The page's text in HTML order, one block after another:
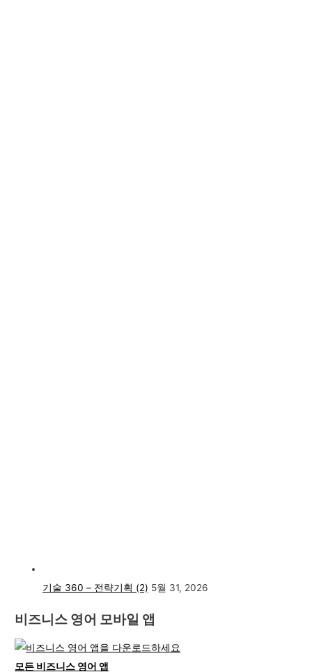
기술 360 – 전략기획 (2) 5월 31, 2026
비즈니스 영어 모바일 앱
모든 비즈니스 영어 앱